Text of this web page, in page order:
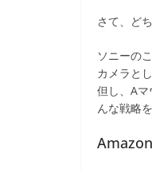
さて、ど
ソニーの
カメラと
但し、A
んな戦略